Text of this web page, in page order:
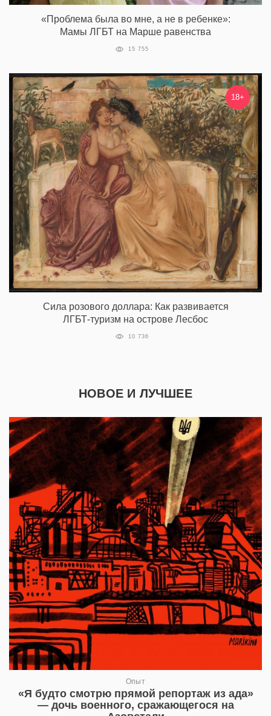
«Проблема была во мне, а не в ребенке»:
Мамы ЛГБТ на Марше равенства
15 755
18+
Сила розового доллара: Как развивается
ЛГБТ-туризм на острове Лесбос
10 736
НОВОЕ И ЛУЧШЕЕ
Опыт
«Я будто смотрю прямой репортаж из ада»
— дочь военного, сражающегося на